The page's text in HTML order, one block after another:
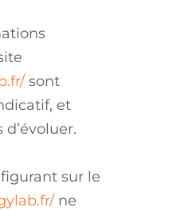
sont
et
sur le
ne